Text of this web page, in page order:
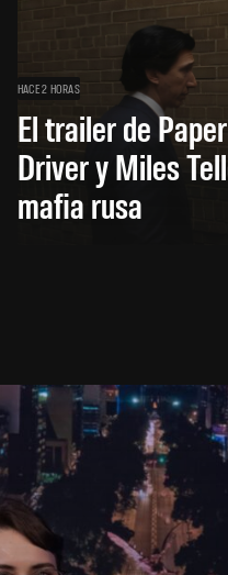
HACE 2 HORAS
El trailer de
Driver y Miles
mafia rusa